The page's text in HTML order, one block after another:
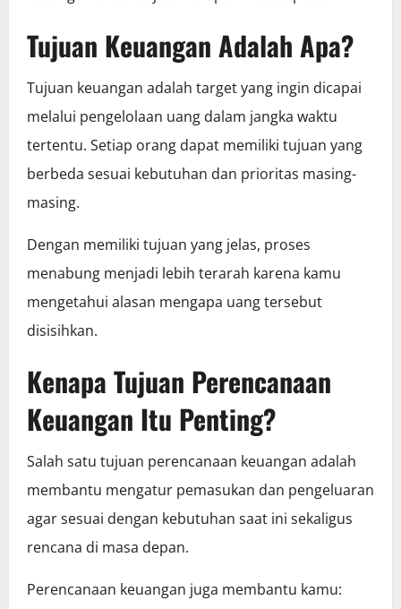
Tujuan Keuangan Adalah Apa?
Tujuan keuangan adalah target yang ingin dicapai
melalui pengelolaan uang dalam jangka waktu
tertentu. Setiap orang dapat memiliki tujuan yang
berbeda sesuai kebutuhan dan prioritas masing-
masing.
Dengan memiliki tujuan yang jelas, proses
menabung menjadi lebih terarah karena kamu
mengetahui alasan mengapa uang tersebut
disisihkan.
Kenapa Tujuan Perencanaan
Keuangan Itu Penting?
Salah satu tujuan perencanaan keuangan adalah
membantu mengatur pemasukan dan pengeluaran
agar sesuai dengan kebutuhan saat ini sekaligus
rencana di masa depan.
Perencanaan keuangan juga membantu kamu: